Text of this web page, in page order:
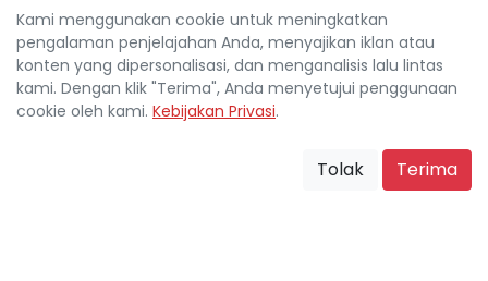
HONDA BRIO 1.2 RS AT 2021
TDP Rp 35.758.000
NISSAN XTRAIL 2.0 MT 2015
TDP Rp 33.287.600
Cicilan
Rp 4.393.700
Kami menggunakan cookie untuk meningkatkan
pengalaman penjelajahan Anda, menyajikan iklan atau
konten yang dipersonalisasi, dan menganalisis lalu lintas
kami. Dengan klik "Terima", Anda menyetujui penggunaan
cookie oleh kami. Kebijakan Privasi.
Tolak Terima